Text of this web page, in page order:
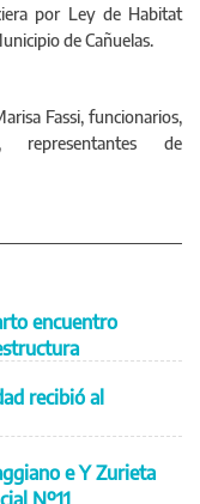
por Ley de Habitat
de Cañuelas.
Fassi, funcionarios,
representantes de
encuentro
recibió al
e Y Zurieta